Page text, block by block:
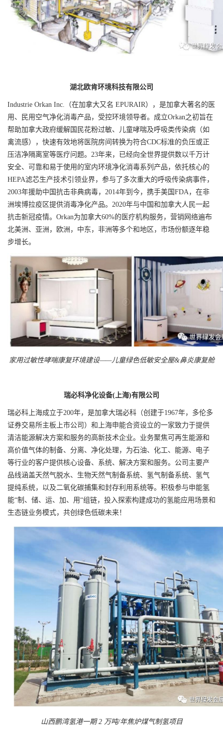
湖北欧肯环境科技有限公司
Industrie Orkan Inc.（在加拿大又名 EPURAIR），是加拿大著名的医
用、民用空气净化消毒产品，受控环境领导者。成立Orkan之初旨在
帮助加拿大政府缓解国民花粉过敏、儿童哮喘及呼吸类传染病（如
禽流感），快速有效地将医院房间转换为符合CDC标准的负压或正
压洁净隔离室等医疗问题。23年来，已经向全世界提供数以千万计
安全、可靠和易于使用的室内环境净化消毒系列产品，依托核心的
HEPA滤芯生产技术引领业界，参与了多次重大的呼吸传染病事件，
2003年援助中国抗击非典病毒，2014年到今，携手美国FDA，在非
洲埃博拉疫区提供消毒净化产品。2020年与中国和加拿大人民一起
抗击新冠疫情。Orkan为加拿大60%的医疗机构服务，营销网络遍布
北美洲、亚洲，欧洲，中东，非洲等多个和地区，市场份额逐年稳
步增长。
家用过敏性哮喘康复环境建设——儿童绿色低敏安全屋&鼻炎康复舱
瑞必科净化设备(上海)有限公司
瑞必科上海成立于200年，是加拿大瑞必科（创建于1967年，多伦多
证券交易所主板上市公司）和上海申能合资设立的一家致力于提供
清洁能源解决方案和服务的高新技术企业。业务聚焦可再生能源和
高价值气体的制备、分离、净化处理，为石油、化工、能源、电子
等行业的客户提供核心设备、系统、解决方案和服务。公司主要产
品线涵盖天然气脱水、生物天然气制备系统、氢气制备系统、氢气
提纯系统，以及二氧化碳捕集和封存利用系统等。积极参与申能氢
能“制、储、运、加、用“组链，投入探索构建成功的氢能应用场景和
生态链业务模式，共创绿色低碳未来！
山西鹏湾氢港一期 2 万吨/年焦炉煤气制氢项目